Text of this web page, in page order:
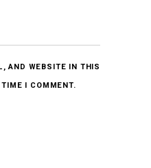
AND WEBSITE IN THIS
TIME I COMMENT.